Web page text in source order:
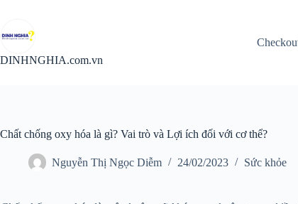
phần
nội
dung
DINHNGHIA.com.vn
Chất chống oxy hóa là gì? Vai trò và Lợi ích đối với cơ thể?
Nguyễn Thị Ngọc Diễm 24/02/2023 Sức khỏe